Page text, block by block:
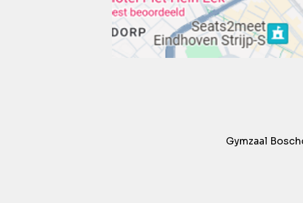
Gymzaal